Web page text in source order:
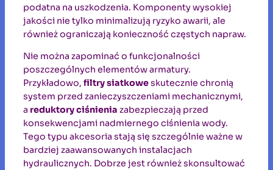
podatna na uszkodzenia. Komponenty wysokiej
jakości nie tylko minimalizują ryzyko awarii, ale
również ograniczają konieczność częstych napraw.
Nie można zapominać o funkcjonalności
poszczególnych elementów armatury.
Przykładowo, filtry siatkoweskutecznie chronią
system przed zanieczyszczeniami mechanicznymi,
a reduktory ciśnienia zabezpieczają przed
konsekwencjami nadmiernego ciśnienia wody.
Tego typu akcesoria stają się szczególnie ważne w
bardziej zaawansowanych instalacjach
hydraulicznych. Dobrze jest również skonsultować